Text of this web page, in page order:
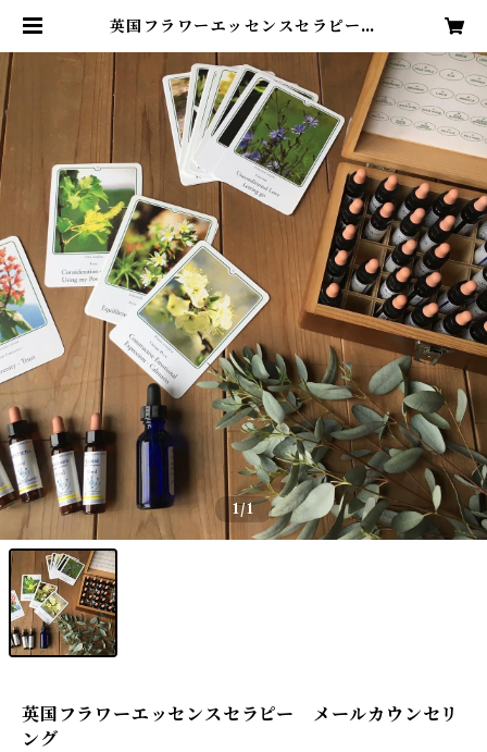
英国フラワーエッセンスセラピー
1/1
英国フラワーエッセンスセラピー メールカウンセリ
ング